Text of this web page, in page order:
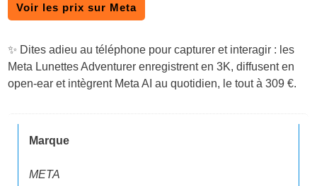
Voir les prix sur Meta
✨ Dites adieu au téléphone pour capturer et interagir : les
Meta Lunettes Adventurer enregistrent en 3K, diffusent en
open-ear et intègrent Meta AI au quotidien, le tout à 309 €.
Marque
META